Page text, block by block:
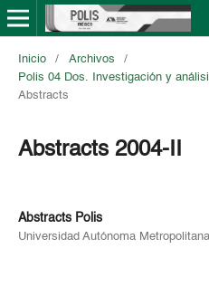
Inicio / Archivos
/
Polis 04 Dos. Investigación y
Abstracts
Abstracts 2004-II
Abstracts Polis
Universidad Autónoma